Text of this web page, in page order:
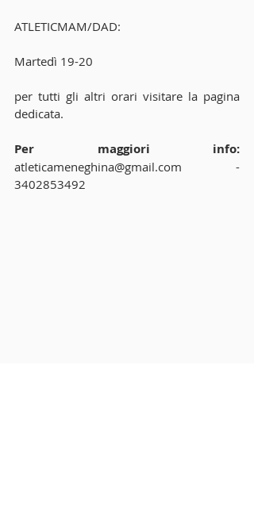
ATLETICMAM/DAD:
Martedì 19-20
per tutti gli altri orari visitare la pagina
dedicata.
Per maggiori info:
atleticameneghina@gmail.com -
3402853492